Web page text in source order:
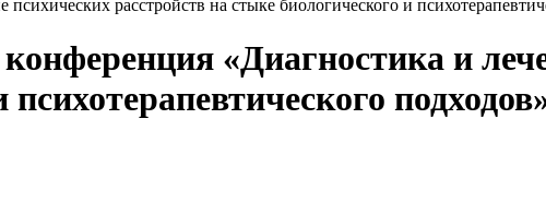
расстройств на стыке биологического и
«Диагностика и